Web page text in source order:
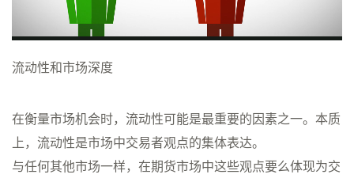
流动性和市场深度
在衡量市场机会时，流动性可能是最重要的因素之一。本质
上，流动性是市场中交易者观点的集体表达。
与任何其他市场一样，在期货市场中这些观点要么体现为交